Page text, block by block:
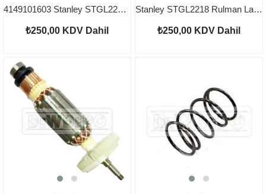
4149101603 Stanley STGL2223 Kömür Kapağı
₺250,00 KDV Dahil
Stanley STGL2218 Rulman Lastik
₺250,00 KDV Dahil